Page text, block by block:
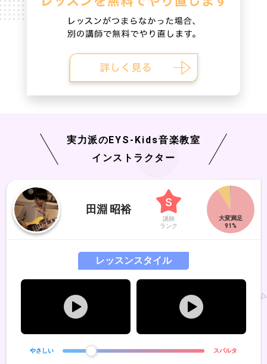
実力派のEYS-Kids音楽教室
インストラクター
田淵 昭裕
講師
ランク
レッスンスタイル
やさしい スパルタ